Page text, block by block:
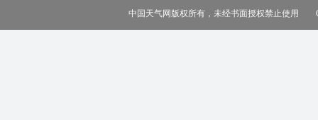
中国天气网版权所有，未经书面授权禁止使用